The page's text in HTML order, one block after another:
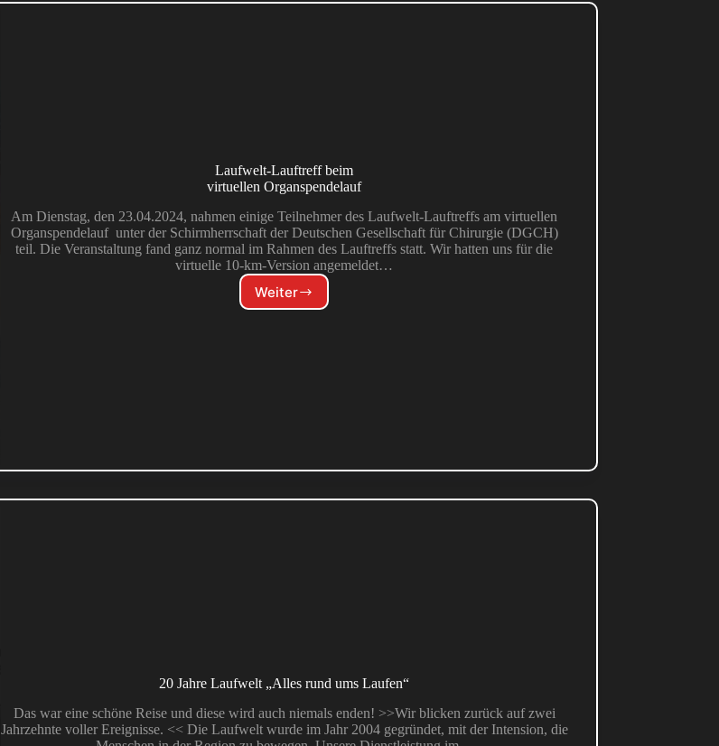
Laufwelt-Lauftreff beim
virtuellen Organspendelauf
Am Dienstag, den 23.04.2024, nahmen einige Teilnehmer des Laufwelt-Lauftreffs am virtuellen
Organspendelauf unter der Schirmherrschaft der Deutschen Gesellschaft für Chirurgie (DGCH)
teil. Die Veranstaltung fand ganz normal im Rahmen des Lauftreffs statt. Wir hatten uns für die
virtuelle 10-km-Version angemeldet…
Weiter
20 Jahre Laufwelt „Alles rund ums Laufen“
Das war eine schöne Reise und diese wird auch niemals enden! >>Wir blicken zurück auf zwei
Jahrzehnte voller Ereignisse. << Die Laufwelt wurde im Jahr 2004 gegründet, mit der Intension, die